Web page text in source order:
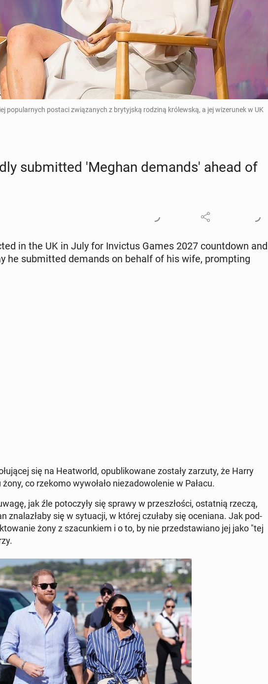
popularnych postaci związanych z brytyjską rodziną królewską, a jej wizerunek w UK
sub­mit­ted 'Meghan de­mand­s' ahead of
in the UK in July for In­vic­tus Games 2027 count­down and
he sub­mit­ted demands on behalf of his wife, prompt­ing
się na Heat­world, op­ub­likowane zostały zarzuty, że Harry
co rzekomo wywołało niezad­owole­nie w Pałacu.
jak źle po­toczyły się sprawy w przeszłoś­ci, os­tat­nią rzeczą,
znalazła­by się w sytu­acji, w której czułaby się oce­ni­ana. Jak pod­
żony z sza­cunkiem i o to, by nie przed­staw­iano jej jako "tej